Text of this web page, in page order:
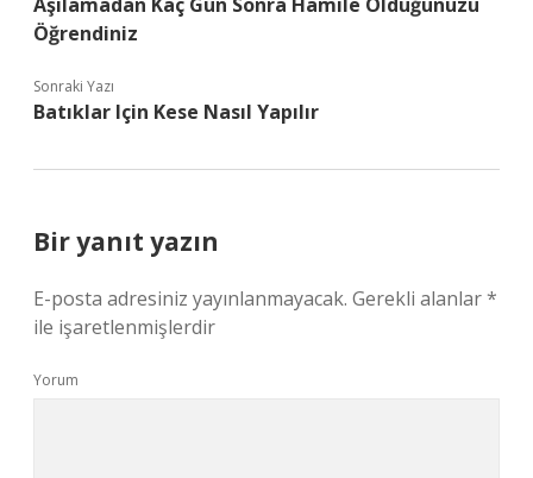
Öğrendiniz
Sonraki Yazı
Batıklar Için Kese Nasıl Yapılır
Bir yanıt yazın
E-posta adresiniz yayınlanmayacak. Gerekli alanlar*
ile işaretlenmişlerdir
Yorum